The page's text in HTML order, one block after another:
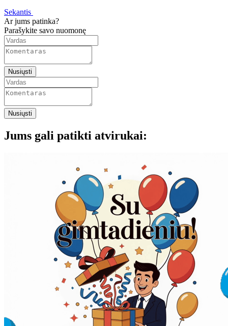
Sekantis
Ar jums patinka?
Parašykite savo nuomonę
Nusiųsti
Nusiųsti
Jums gali patikti atvirukai: